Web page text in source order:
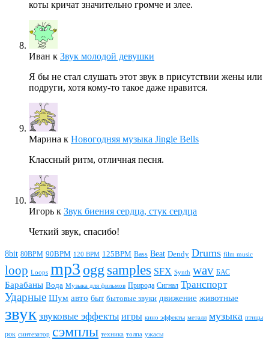
коты кричат значительно громче и злее.
Иван к Звук молодой девушки
Я бы не стал слушать этот звук в присутствии жены или
подруги, хотя кому-то такое даже нравится.
Марина к Новогодняя музыка Jingle Bells
Классный ритм, отличная песня.
Игорь к Звук биения сердца, стук сердца
Четкий звук, спасибо!
8bit 80BPM 90BPM 120 BPM 125BPM Bass Beat Dendy Drums film music
loop Loops mp3 ogg samples SFX Synth wav БАС
Барабаны Вода Музыка для фильмов Природа Сигнал Транспорт
Ударные Шум авто быт бытовые звуки движение животные
звук звуковые эффекты игры кино эффекты металл музыка птицы
рок синтезатор сэмплы техника толпа ужасы